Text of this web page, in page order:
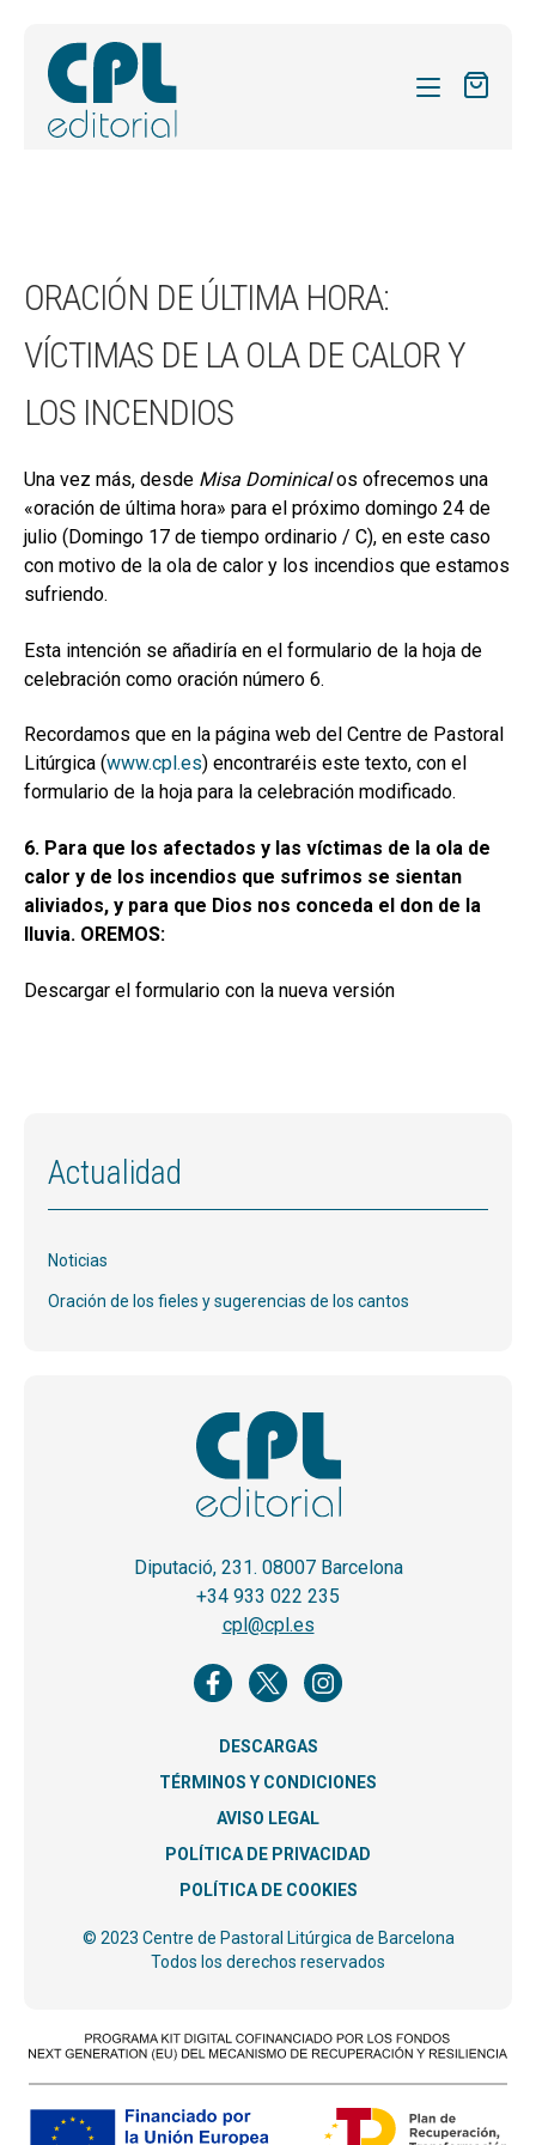
FORMAS
SOBRE NOSOTROS
ACTUALIDAD
hijo
el
menú
hijo
CONTACTO
MI CUENTA
BUSCAR
CAT
ORACIÓN DE ÚLTIMA HORA:
VÍCTIMAS DE LA OLA DE CALOR Y
LOS INCENDIOS
Una vez más, desde Misa Dominicalos ofrecemos una
«oración de última hora» para el próximo domingo 24 de
julio (Domingo 17 de tiempo ordinario / C), en este caso
con motivo de la ola de calor y los incendios que estamos
sufriendo.
Esta intención se añadiría en el formulario de la hoja de
celebración como oración número 6.
Recordamos que en la página web del Centre de Pastoral
Litúrgica (www.cpl.es) encontraréis este texto, con el
formulario de la hoja para la celebración modificado.
6. Para que los afectados y las víctimas de la ola de
calor y de los incendios que sufrimos se sientan
aliviados, y para que Dios nos conceda el don de la
lluvia. OREMOS:
Descargar el formulario con la nueva versión
Actualidad
Noticias
Oración de los fieles y sugerencias de los cantos
Diputació, 231. 08007 Barcelona
+34 933 022 235
cpl@cpl.es
DESCARGAS
TÉRMINOS Y CONDICIONES
AVISO LEGAL
POLÍTICA DE PRIVACIDAD
POLÍTICA DE COOKIES
© 2023 Centre de Pastoral Litúrgica de Barcelona
Todos los derechos reservados